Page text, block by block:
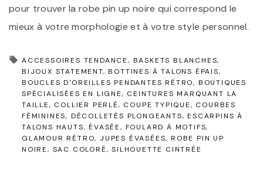
pour trouver la robe pin up noire qui correspond le
mieux à votre morphologie et à votre style personnel.
ACCESSOIRES TENDANCE BASKETS BLANCHES
BIJOUX STATEMENT BOTTINES À TALONS ÉPAIS
BOUCLES D'OREILLES PENDANTES RÉTRO BOUTIQUES
SPÉCIALISÉES EN LIGNE
CEINTURES MARQUANT LA
TAILLE
COLLIER PERLÉ COUPE TYPIQUE
COURBES
FÉMININES DÉCOLLETÉS PLONGEANTS
ESCARPINS À
TALONS HAUTS
ÉVASÉE FOULARD À MOTIFS
GLAMOUR RÉTRO JUPES ÉVASÉES ROBE PIN UP
NOIRE
SAC COLORÉ SILHOUETTE CINTRÉE